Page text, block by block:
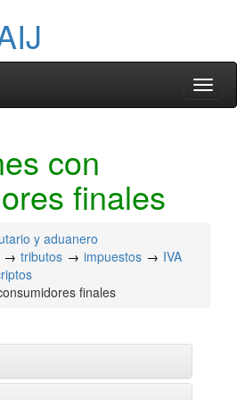
con
finales
y aduanero
tributos impuestos
IVA
finales